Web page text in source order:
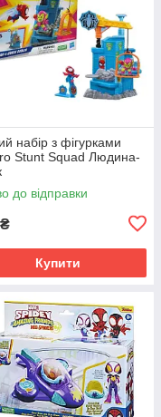
набір з фігурками
Stunt Squad Людина-
до відправки
₴
Купити